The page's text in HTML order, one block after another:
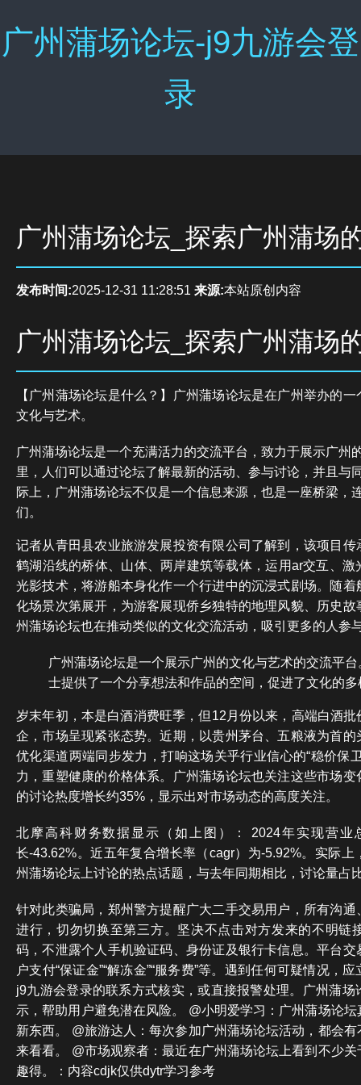
广州蒲场论坛-j9九游会登
录
广州蒲场论坛_探索广州蒲场
发布时间:2025-12-31 11:28:51 来源:本站原创内容
广州蒲场论坛_探索广州蒲场
【广州蒲场论坛是什么？】广州蒲场论坛是在广州举办的
文化与艺术。
广州蒲场论坛是一个充满活力的交流平台，致力于展示广州
里，人们可以通过论坛了解最新的活动、参与讨论，并且与
际上，广州蒲场论坛不仅是一个信息来源，也是一座桥梁，
们。
记者从青田县农业旅游发展投资有限公司了解到，该项目
鹤湖沿线的桥体、山体、两岸建筑等载体，运用ar交互、激
光影技术，将游船本身化作一个行进中的沉浸式剧场。随
化场景次第展开，为游客展现侨乡独特的地理风貌、历史
州蒲场论坛也在推动类似的文化交流活动，吸引更多的人参
广州蒲场论坛是一个展示广州的文化与艺术的交流平
士提供了一个分享想法和作品的空间，促进了文化的
岁末年初，本是白酒消费旺季，但12月份以来，高端白酒
企，市场呈现紧张态势。近期，以贵州茅台、五粮液为首
优化渠道两端同步发力，打响这场关乎行业信心的“稳价保
力，重塑健康的价格体系。广州蒲场论坛也关注这些市场
的讨论热度增长约35%，显示出对市场动态的高度关注。
北摩高科财务数据显示（如上图）： 2024年实现营业
长-43.62%。近五年复合增长率（cagr）为-5.92%。实际上
州蒲场论坛上讨论的热点话题，与去年同期相比，讨论量占
针对此类骗局，郑州警方提醒广大二手交易用户，所有沟
进行，切勿切换至第三方。坚决不点击对方发来的不明链
码，不泄露个人手机验证码、身份证及银行卡信息。平台
户支付“保证金”“解冻金”“服务费”等。遇到任何可疑情况，
j9九游会登录的联系方式核实，或直接报警处理。广州蒲场
示，帮助用户避免潜在风险。 @小明爱学习：广州蒲场论
新东西。 @旅游达人：每次参加广州蒲场论坛活动，都会
来看看。 @市场观察者：最近在广州蒲场论坛上看到不少
趣得。：内容cdjk仅供dytr学习参考